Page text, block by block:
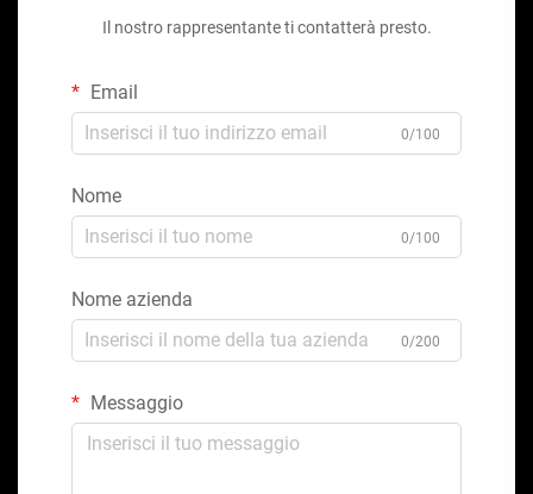
Il nostro rappresentante ti contatterà presto.
Email
0/100
Nome
0/100
Nome azienda
0/200
Messaggio